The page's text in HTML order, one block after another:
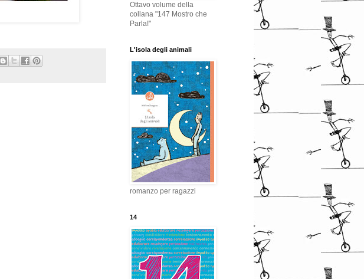
Ottavo volume della
collana "147 Mostro che
Parla!"
L'isola degli animali
romanzo per ragazzi
14